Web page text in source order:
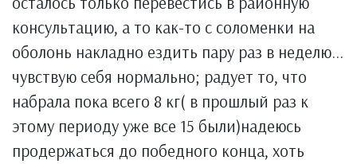
консультацию, а то как-то с соломенки на
оболонь накладно ездить пару раз в неделю...
чувствую себя нормально; радует то, что
набрала пока всего 8 кг( в прошлый раз к
этому периоду уже все 15 были)надеюсь
продержаться до победного конца, хоть